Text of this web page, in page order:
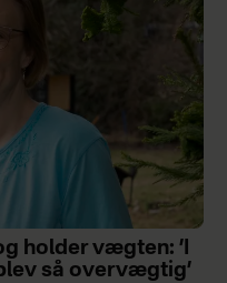
holder vægten: ’I
så overvægtig’